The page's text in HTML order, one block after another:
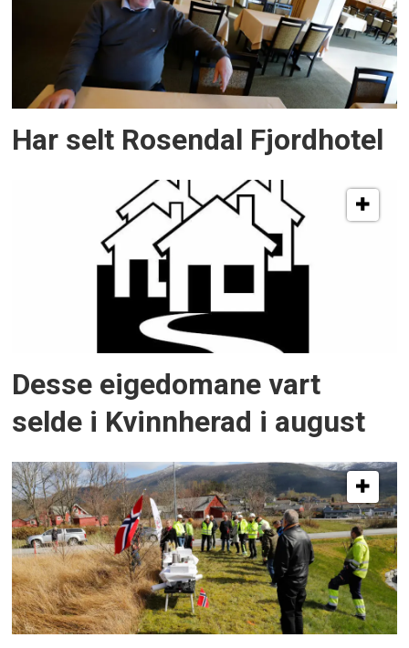
Har selt Rosendal Fjordhotel
Desse eigedomane vart
selde i Kvinnherad i august